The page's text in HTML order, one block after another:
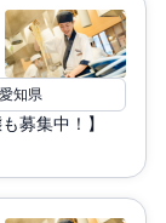
愛知県
募集中！】